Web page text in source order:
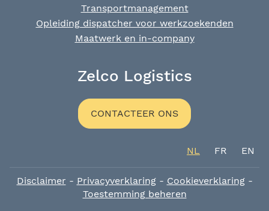
Transportmanagement
Opleiding dispatcher voor werkzoekenden
Maatwerk en in-company
Zelco Logistics
CONTACTEER ONS
NL FR EN
Disclaimer - Privacyverklaring - Cookieverklaring -
Toestemming beheren